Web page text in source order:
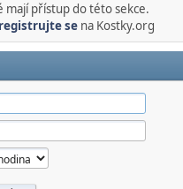
mají přístup do této sekce.
sena Kostky.org